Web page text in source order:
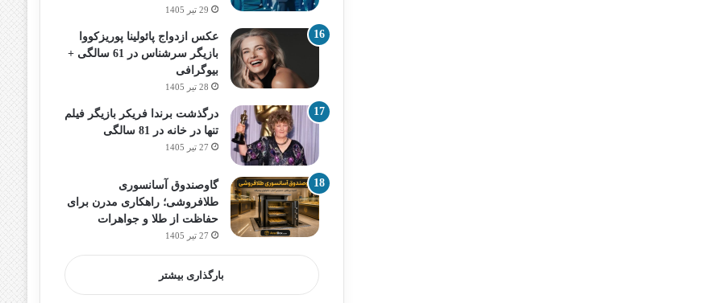
29 تیر 1405
عکس ازدواج پائولینا پوریزکووا
بازیگر سرشناس در 61 سالگی +
بیوگرافی
28 تیر 1405
درگذشت برندا فریکر بازیگر فیلم
تنها در خانه در 81 سالگی
27 تیر 1405
گاوصندوق آسانسوری
طلافروشی؛ راهکاری مدرن برای
حفاظت از طلا و جواهرات
27 تیر 1405
بارگذاری بیشتر